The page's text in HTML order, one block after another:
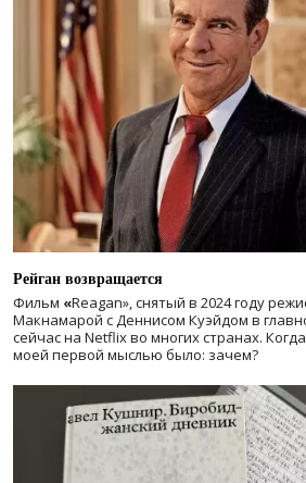
Рейган возвращается
Фильм «Reagan», снятый в 2024 году
Макнамарой с Деннисом Куэйдом в
сейчас на Netflix во многих странах.
моей первой мыслью было: зачем?